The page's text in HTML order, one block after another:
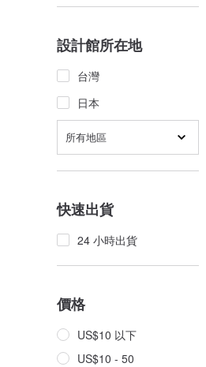
設計館所在地
台灣
日本
所有地區
快速出貨
24 小時出貨
價格
US$10 以下
US$10 - 50